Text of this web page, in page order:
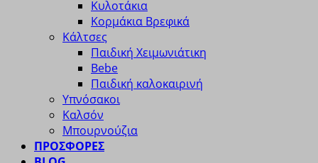
Κυλοτάκια
Κορμάκια Βρεφικά
Κάλτσες
Παιδική Χειμωνιάτικη
Bebe
Παιδική καλοκαιρινή
Υπνόσακοι
Καλσόν
Μπουρνούζια
ΠΡΟΣΦΟΡΕΣ